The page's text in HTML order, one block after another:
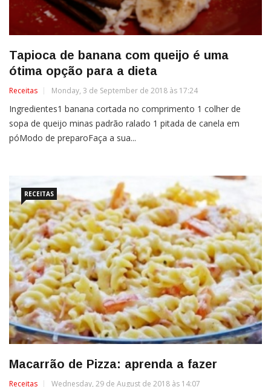
Tapioca de banana com queijo é uma
ótima opção para a dieta
Receitas Monday, 3 de September de 2018 às 17:24
Ingredientes1 banana cortada no comprimento 1 colher de
sopa de queijo minas padrão ralado 1 pitada de canela em
póModo de preparoFaça a sua...
RECEITAS
Macarrão de Pizza: aprenda a fazer
Receitas Wednesday, 29 de August de 2018 às 14:07